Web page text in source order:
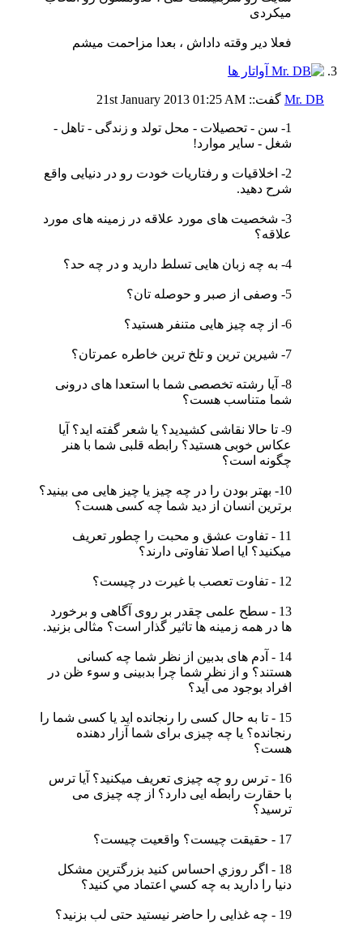
میکردی
فعلا دیر وقته داداش ، بعدا مزاحمت میشم
Mr. DB گفت:: 21st January 2013 01:25 AM
1- سن - تحصیلات - محل تولد و زندگی - تاهل -
شغل - سایر موارد!
2- اخلاقیات و رفتاریات خودت رو در دنیایی واقع
شرح دهید.
3- شخصیت های مورد علاقه در زمینه های مورد
علاقه؟
4- به چه زبان هایی تسلط دارید و در چه حد؟
5- وصفی از صبر و حوصله تان؟
6- از چه چیز هایی متنفر هستید؟
7- شیرین ترین و تلخ ترین خاطره عمرتان؟
8- آیا رشته تخصصی شما با استعدا های درونی
شما متناسب هست؟
9- تا حالا نقاشی کشیدید؟ یا شعر گفته اید؟ آیا
عکاس خوبی هستید؟ رابطه قلبی شما با هنر
چگونه است؟
10- بهتر بودن را در چه چیز یا چیز هایی می بینید؟
برترین انسان از دید شما چه کسی هست؟
11 - تفاوت عشق و محبت را چطور تعریف
میکنید؟ ایا اصلا تفاوتی دارند؟
12 - تفاوت تعصب با غیرت در چیست؟
13 - سطح علمی چقدر بر روی آگاهی و برخورد
ها در همه زمینه ها تاثیر گذار است؟ مثالی بزنید.
14 - آدم های بدبین از نظر شما چه کسانی
هستند؟ و از نظر شما چرا بدبینی و سوء ظن در
افراد بوجود می آید؟
15 - تا به حال کسی را رنجانده اید یا کسی شما را
رنجانده؟ یا چه چیزی برای شما آزار دهنده
هست؟
16 - ترس رو چه چیزی تعریف میکنید؟ آیا ترس
با حقارت رابطه ایی دارد؟ از چه چیزی می
ترسید؟
17 - حقیقت چیست؟ واقعیت چیست؟
18 - اگر روزي احساس كنيد بزرگترين مشكل
دنيا را داريد به چه كسي اعتماد مي كنيد؟
19 - چه غذایی را حاضر نیستید حتی لب بزنید؟